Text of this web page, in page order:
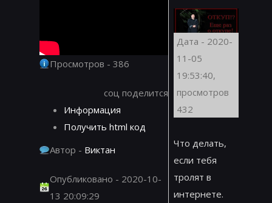
Просмотров - 386
соц поделится
Информация
Получить html код
Автор - Виктан
Опубликовано - 2020-10-
13 20:09:29
Дата - 2020-
11-05
19:53:40,
просмотров
432
Что делать,
если тебя
тролят в
интернете.